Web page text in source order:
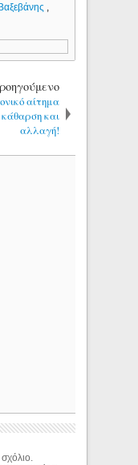
αίτημα
κάθαρση και
αλλαγή!